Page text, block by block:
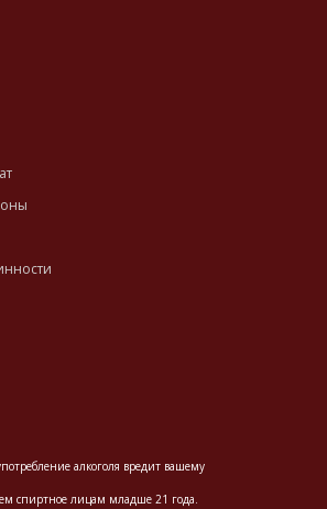
алкоголя вредит вашему
спиртное лицам младше 21 года.